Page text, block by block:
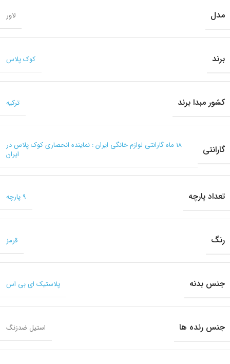
مدل لاور
برند کوک پلاس
کشور مبدا برند ترکیه
گارانتی
۱۸ ماه گارانتی لوازم خانگی ایران : نماینده انحصاری کوک پلاس در
ایران
تعداد پارچه 9 پارچه
رنگ قرمز
جنس بدنه پلاستیک ای بی اس
جنس رنده ها استیل ضدزنگ